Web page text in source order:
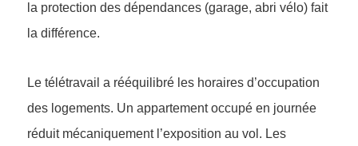
la protection des dépendances (garage, abri vélo) fait
la différence.
Le télétravail a rééquilibré les horaires d’occupation
des logements. Un appartement occupé en journée
réduit mécaniquement l’exposition au vol. Les